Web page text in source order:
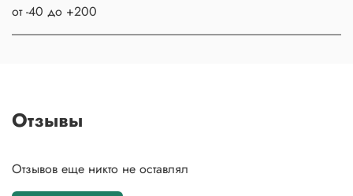
от -40 до +200
Отзывы
Отзывов еще никто не оставлял